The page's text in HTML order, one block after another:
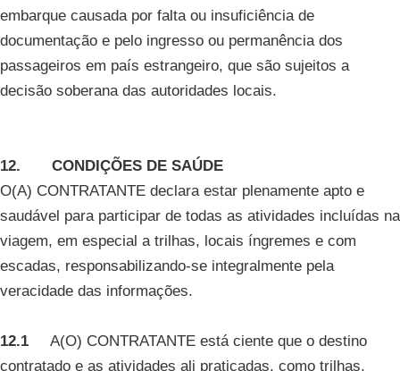
embarque causada por falta ou insuficiência de
documentação e pelo ingresso ou permanência dos
passageiros em país estrangeiro, que são sujeitos a
decisão soberana das autoridades locais.
12. CONDIÇÕES DE SAÚDE
O(A) CONTRATANTE declara estar plenamente apto e
saudável para participar de todas as atividades incluídas na
viagem, em especial a trilhas, locais íngremes e com
escadas, responsabilizando-se integralmente pela
veracidade das informações.
12.1 A(O) CONTRATANTE está ciente que o destino
contratado e as atividades ali praticadas, como trilhas,